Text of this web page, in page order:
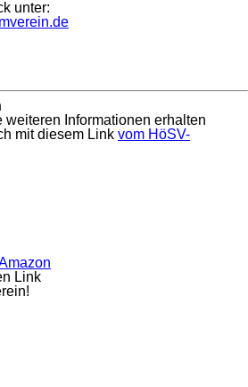
unter:
Informationen erhalten
mit diesem Link vom HöSV-
Link